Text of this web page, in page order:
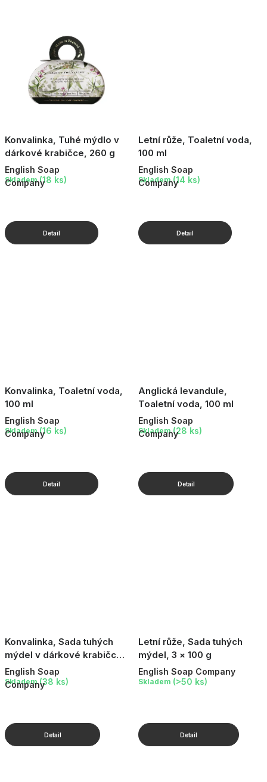
Konvalinka, Tuhé mýdlo v
dárkové krabičce, 260 g
English Soap
Company
Skladem (18 ks)
Letní růže, Toaletní voda,
100 ml
English Soap
Company
Skladem (14 ks)
Konvalinka, Toaletní voda,
100 ml
English Soap
Company
Skladem (16 ks)
Anglická levandule,
Toaletní voda, 100 ml
English Soap
Company
Skladem (28 ks)
Konvalinka, Sada tuhých
mýdel v dárkové krabičce,
3 × 20 g
English Soap
Company
Skladem (38 ks)
Letní růže, Sada tuhých
mýdel, 3 × 100 g
English Soap Company
Skladem (>50 ks)